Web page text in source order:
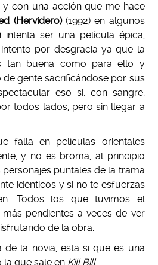
y con una acción que me hace
(Hervidero)(1992) en algunos
intenta ser una película épica,
por desgracia ya que la
tan buena como para ello y
gente sacrificándose por sus
eso si, con sangre,
todos lados, pero sin llegar a
falla en películas orientales
y no es broma, al principio
puntales de la trama
idénticos y si no te esfuerzas
Todos los que tuvimos el
pendientes a veces de ver
de la obra.
la novia, esta si que es una
la que sale en Kill Bill.